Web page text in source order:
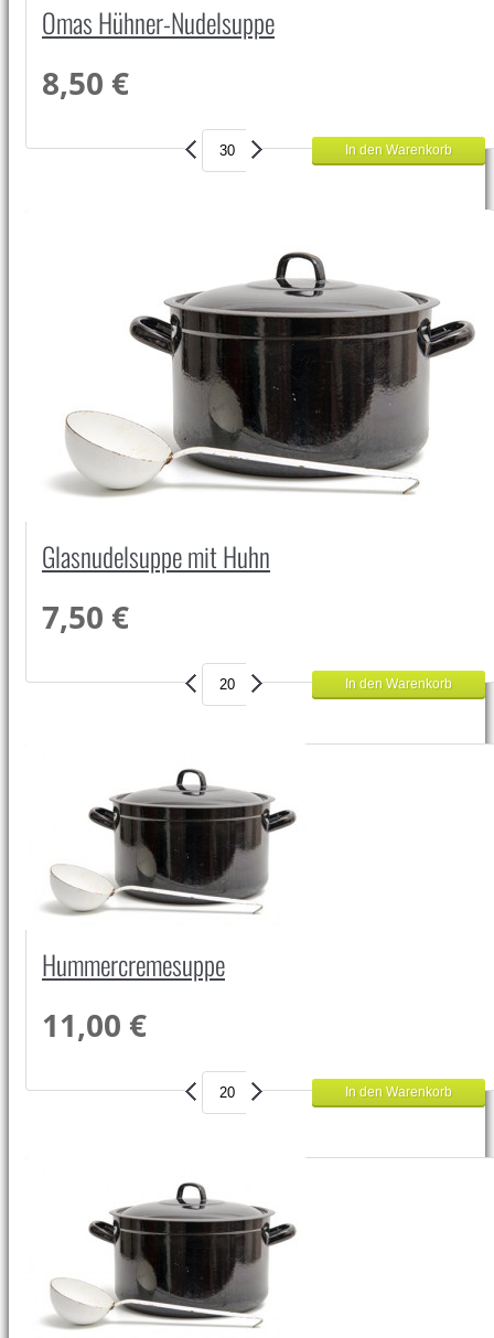
Omas Hühner-Nudelsuppe
8,50 €
Glasnudelsuppe mit Huhn
7,50 €
Hummercremesuppe
11,00 €